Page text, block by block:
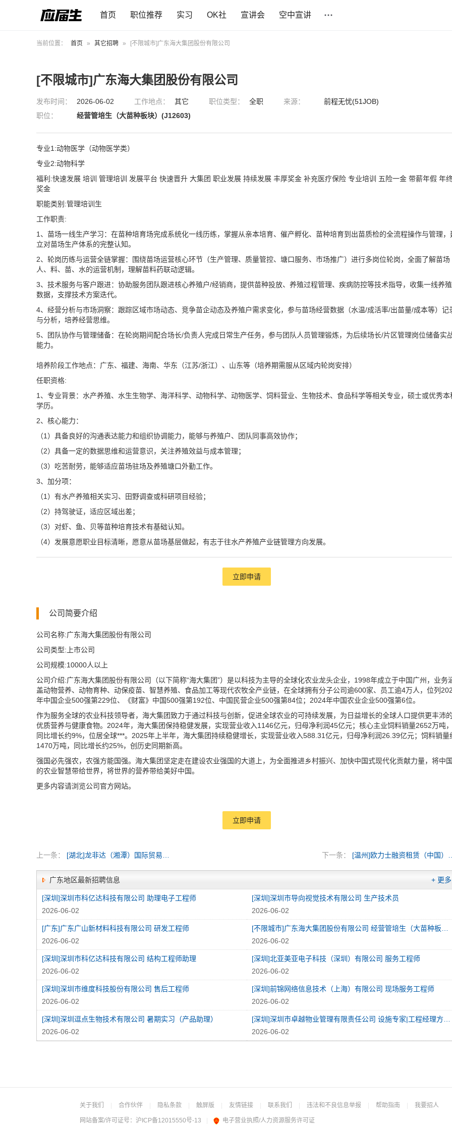
首页 职位推荐 实习 OK社 宣讲会 空中宣讲
当前位置： 首页 » 其它招聘 » [不限城市]广东海大集团股份有限公司
[不限城市]广东海大集团股份有限公司
发布时间： 2026-06-02 工作地点： 其它 职位类型： 全职 来源：
前程无忧(51JOB)
职位：
经营管培生（大苗种板块）(J12603)
专业1:动物医学（动物医学类）
专业2:动物科学
福利:快速发展 培训 管理培训 发展平台 快速晋升 大集团 职业发展 持续发展 丰厚奖金 补充医疗保险 专业培训 五险一金 带薪年假 年
奖金
职能类别:管理培训生
工作职责:
1、苗场一线生产学习：在苗种培育场完成系统化一线历练，掌握从亲本培育、催产孵化、苗种培育到出苗质检的全流程操作与管理，
立对苗场生产体系的完整认知。
2、轮岗历练与运营全链掌握：围绕苗场运营核心环节（生产管理、质量管控、塘口服务、市场推广）进行多岗位轮岗，全面了解苗场
人、料、苗、水的运营机制，理解苗料药联动逻辑。
3、技术服务与客户跟进：协助服务团队跟进核心养殖户/经销商，提供苗种投放、养殖过程管理、疾病防控等技术指导，收集一线养殖
数据，支撑技术方案迭代。
4、经营分析与市场洞察：跟踪区域市场动态、竞争苗企动态及养殖户需求变化，参与苗场经营数据（水温/成活率/出苗量/成本等）记
与分析，培养经营思维。
5、团队协作与管理储备：在轮岗期间配合场长/负责人完成日常生产任务，参与团队人员管理锻炼，为后续场长/片区管理岗位储备实
能力。
培养阶段工作地点：广东、福建、海南、华东（江苏/浙江）、山东等（培养期需服从区域内轮岗安排）
任职资格:
1、专业背景：水产养殖、水生生物学、海洋科学、动物科学、动物医学、饲料营业、生物技术、食品科学等相关专业，硕士或优秀本
学历。
2、核心能力：
（1）具备良好的沟通表达能力和组织协调能力，能够与养殖户、团队同事高效协作；
（2）具备一定的数据思维和运营意识，关注养殖效益与成本管理；
（3）吃苦耐劳，能够适应苗场驻场及养殖塘口外勤工作。
3、加分项：
（1）有水产养殖相关实习、田野调查或科研项目经验；
（2）持驾驶证，适应区域出差；
（3）对虾、鱼、贝等苗种培育技术有基础认知。
（4）发展意愿职业目标清晰，愿意从苗场基层做起，有志于往水产养殖产业链管理方向发展。
立即申请
公司简要介绍
公司名称:广东海大集团股份有限公司
公司类型:上市公司
公司规模:10000人以上
公司介绍:广东海大集团股份有限公司（以下简称“海大集团”）是以科技为主导的全球化农业龙头企业，1998年成立于中国广州，业务
盖动物营养、动物育种、动保疫苗、智慧养殖、食品加工等现代农牧全产业链，在全球拥有分子公司逾600家、员工逾4万人，位列
年中国企业500强第229位、《财富》中国500强第192位、中国民营企业500强第84位；2024年中国农业企业500强第6位。
作为服务全球的农业科技领导者，海大集团致力于通过科技与创新，促进全球农业的可持续发展，为日益增长的全球人口提供更丰沛的
优质营养与健康食物。2024年，海大集团保持稳健发展，实现营业收入1146亿元，归母净利润45亿元；核心主业饲料销量2652万吨，
同比增长约9%，位居全球***。2025年上半年，海大集团持续稳健增长，实现营业收入588.31亿元，归母净利润26.39亿元；饲料销量
1470万吨，同比增长约25%，创历史同期新高。
强国必先强农，农强方能国强。海大集团坚定走在建设农业强国的大道上，为全面推进乡村振兴、加快中国式现代化贡献力量，将中国
的农业智慧带给世界，将世界的营养带给美好中国。
更多内容请浏览公司官方网站。
立即申请
上一条： [湖北]龙非达（湘潭）国际贸易有限公司 下一条： [温州]欧力士融
广东地区最新招聘信息 + 更多
[深圳]深圳市科亿达科技有限公司 助理电子工程师
2026-06-02
[深圳]深圳市导向视觉技术有限公司 生产技术员
2026-06-02
[广东]广东广山新材料科技有限公司 研发工程师
2026-06-02
[不限城市]广东海大集团股份有限公司 经营管培生（大苗种板块）(J12603)
2026-06-02
[深圳]深圳市科亿达科技有限公司 结构工程师助理
2026-06-02
[深圳]北亚美亚电子科技（深圳）有限公司 服务工程师
2026-06-02
[深圳]深圳市维度科技股份有限公司 售后工程师
2026-06-02
[深圳]前锦网络信息技术（上海）有限公司 现场服务工程师
2026-06-02
[深圳]深圳逗点生物技术有限公司 暑期实习（产品助理）
2026-06-02
[深圳]深圳市卓越物业管理有限责任公司 设施专家|工程经理方向暖通设施管培生
2026-06-02
关于我们 合作伙伴 隐私条款 触屏版 友情链接 联系我们 违法和不良信息举报 帮助指南 我要招人
网站备案/许可证号： 沪ICP备12015550号-13 电子营业执照/人力资源服务许可证